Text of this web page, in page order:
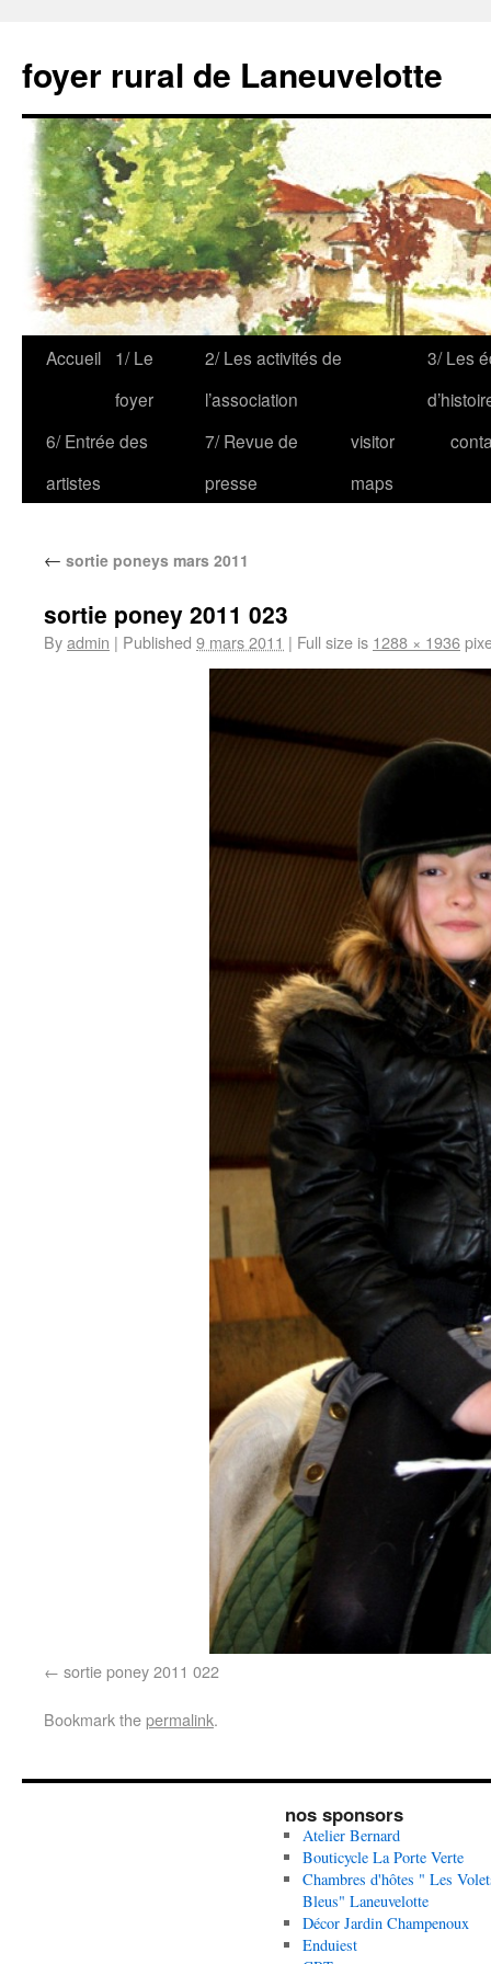
foyer rural de Laneuvelotte
Accueil
1/ Le
foyer
2/ Les activités de
l’association
3/ Les
6/ Entrée des
artistes
7/ Revue de
presse
visitor
maps
← sortie poneys mars 2011
sortie poney 2011 023
Byadmin | Published 9 mars 2011 | Full size is 1288 × 1936
sortie poney 2011 022
Bookmark thepermalink.
nos sponsors
Atelier Bernard
Bouticycle La Porte Verte
Chambres d'hôtes " Les
Bleus" Laneuvelotte
Décor Jardin Champenoux
Enduiest